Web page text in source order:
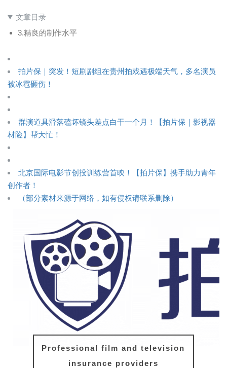
文章目录
3.精良的制作水平
拍片保｜突发！短剧剧组在贵州拍戏遇极端天气，多名演员
被冰雹砸伤！
群演道具滑落磕坏镜头差点白干一个月！【拍片保｜影视器
材险】帮大忙！
北京国际电影节创投训练营首映！【拍片保】携手助力青年
创作者！
（部分素材来源于网络，如有侵权请联系删除）
Professional film and television
insurance providers